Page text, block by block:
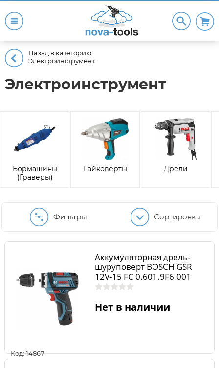
Назад в категорию
Электроинструмент
Электроинструмент
Бормашины
(Граверы)
Гайковерты
Дрели
Фильтры Сортировка
Код: 14867
Аккумуляторная дрель-
шуруповерт BOSCH GSR
12V-15 FC 0.601.9F6.001
Нет в наличии